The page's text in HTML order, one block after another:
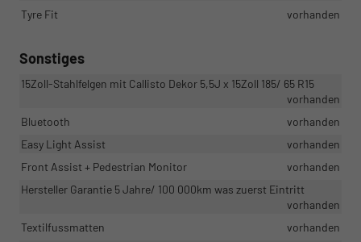
Tyre Fit
vorhanden
Sonstiges
15Zoll-Stahlfelgen mit Callisto Dekor 5,5J x 15Zoll 185/ 65 R15
vorhanden
Bluetooth
vorhanden
Easy Light Assist
vorhanden
Front Assist + Pedestrian Monitor
vorhanden
Hersteller Garantie 5 Jahre/ 100 000km was zuerst Eintritt
vorhanden
Textilfussmatten
vorhanden